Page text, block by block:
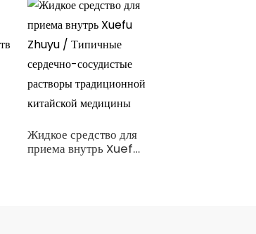
Жидкое средство для
приема внутрь Xuefu